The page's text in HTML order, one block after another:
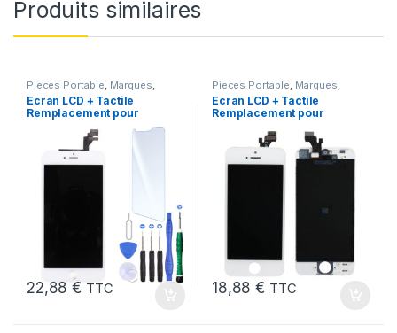
Produits similaires
Pieces Portable Marques
Apple iPhone 6 Plus
Ecran LCD + Tactile
Remplacement pour
22,88€ TTC
Pieces Portable Marques
Apple iPhone 5
Ecran LCD + Tactile
Remplacement pour
18,88€ TTC